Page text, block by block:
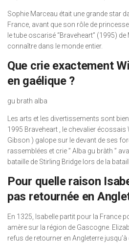
Sophie Marceau était une grande star
France, avant que son rôle de
le tube oscarisé “Braveheart” (1995)
connaître dans le monde entier.
Que crie exactement
en gaélique ?
gu brath alba
Les arts et les divertissements sont
1995 Braveheart , le chevalier écossais
Gibson ) galope sur le devant de ses
rassemblées et crie ” Alba gu bràth ”
bataille de Stirling Bridge lors de la
Pour quelle raison
pas retournée en
En 1325, Isabelle partit pour la France
amère sur la région de Gascogne.
refus de retourner en Angleterre